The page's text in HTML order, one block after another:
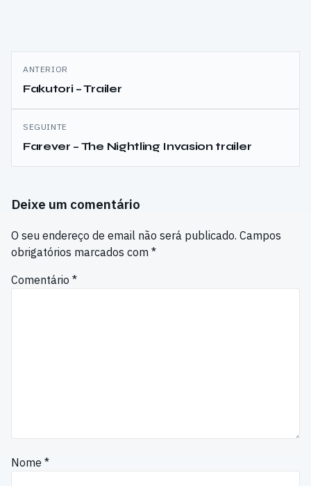
Navegação
de
artigos
ANTERIOR
Fakutori – Trailer
SEGUINTE
Farever – The Nightling Invasion trailer
Deixe um comentário
O seu endereço de email não será publicado. Campos
obrigatórios marcados com *
Comentário *
Nome *